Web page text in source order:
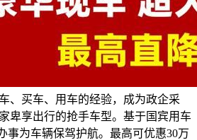
、买车、用车的经验，成为政企采
卑享出行的抢手车型。基于国宾用车
事为车辆保驾护航。最高可优惠30万